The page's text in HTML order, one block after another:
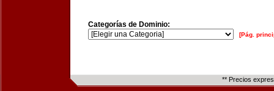
Categorías de Dominio:
[Pág.
** Precios